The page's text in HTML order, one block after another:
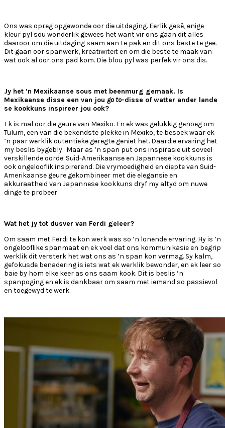
Ons was opreg opgewonde oor die uitdaging. Eerlik gesê, enige
kleur pyl sou wonderlik gewees het want vir ons gaan dit alles
daaroor om die uitdaging saam aan te pak en dit ons beste te gee.
Dit gaan oor spanwerk, kreatiwiteit en om die beste te maak van
wat ook al oor ons pad kom. Die blou pyl was perfek vir ons dis.
Jy het ’n Mexikaanse sous met beenmurg gemaak. Is
Mexikaanse disse een van jou go to-disse of watter ander lande
se kookkuns inspireer jou ook?
Ek is mal oor die geure van Mexiko. En ek was gelukkig genoeg om
Tulum, een van die bekendste plekke in Mexiko, te besoek waar ek
’n paar werklik outentieke geregte geniet het. Daardie ervaring het
my beslis bygebly. Maar as ’n span put ons inspirasie uit soveel
verskillende oorde. Suid-Amerikaanse en Japannese kookkuns is
ook ongelooflik inspirerend. Die vrymoedigheid en diepte van Suid-
Amerikaanse geure gekombineer met die elegansie en
akkuraatheid van Japannese kookkuns dryf my altyd om nuwe
dinge te probeer.
Wat het jy tot dusver van Ferdi geleer?
Om saam met Ferdi te kon werk was so ’n lonende ervaring. Hy is ’n
ongelooflike spanmaat en ek voel dat ons kommunikasie en begrip
werklik dit versterk het wat ons as ’n span kon vermag. Sy kalm,
gefokusde benadering is iets wat ek werklik bewonder, en ek leer so
baie by hom elke keer as ons saam kook. Dit is beslis ’n
spanpoging en ek is dankbaar om saam met iemand so passievol
en toegewyd te werk.